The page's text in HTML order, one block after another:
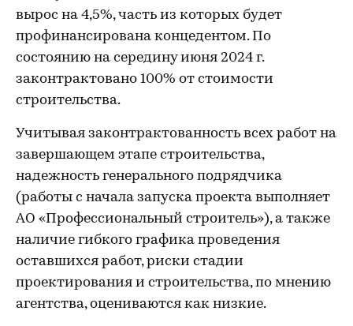
вырос на 4,5%, часть из которых будет
профинансирована концедентом. По
состоянию на середину июня 2024 г.
законтрактовано 100% от стоимости
строительства.
Учитывая законтрактованность всех работ на
завершающем этапе строительства,
надежность генерального подрядчика
(работы с начала запуска проекта выполняет
АО «Профессиональный строитель»), а также
наличие гибкого графика проведения
оставшихся работ, риски стадии
проектирования и строительства, по мнению
агентства, оцениваются как низкие.